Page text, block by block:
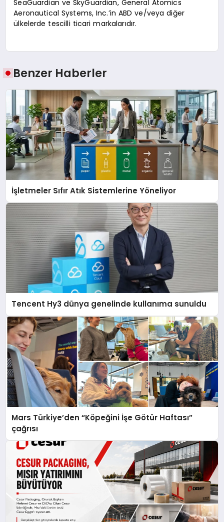
SeaGuardian ve SkyGuardian, General Atomics
Aeronautical Systems, Inc.’in ABD ve/veya diğer
ülkelerde tescilli ticari markalarıdır.
Benzer Haberler
İşletmeler Sıfır Atık Sistemlerine Yöneliyor
Tencent Hy3 dünya genelinde kullanıma sunuldu
Mars Türkiye’den “Köpeğini İşe Götür Haftası”
çağrısı